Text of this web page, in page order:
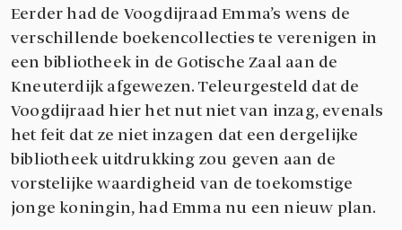
Eerder had de Voogdijraad Emma’s wens de
verschillende boekencollecties te verenigen in
een bibliotheek in de Gotische Zaal aan de
Kneuterdijk afgewezen. Teleurgesteld dat de
Voogdijraad hier het nut niet van inzag, evenals
het feit dat ze niet inzagen dat een dergelijke
bibliotheek uitdrukking zou geven aan de
vorstelijke waardigheid van de toekomstige
jonge koningin, had Emma nu een nieuw plan.